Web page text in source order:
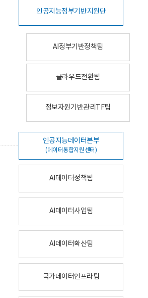
인공지능정부기반지원단
AI정부기반정책팀
클라우드전환팀
정보자원기반관리TF팀
인공지능데이터본부
(데이터통합지원센터)
AI데이터정책팀
AI데이터사업팀
AI데이터확산팀
국가데이터인프라팀